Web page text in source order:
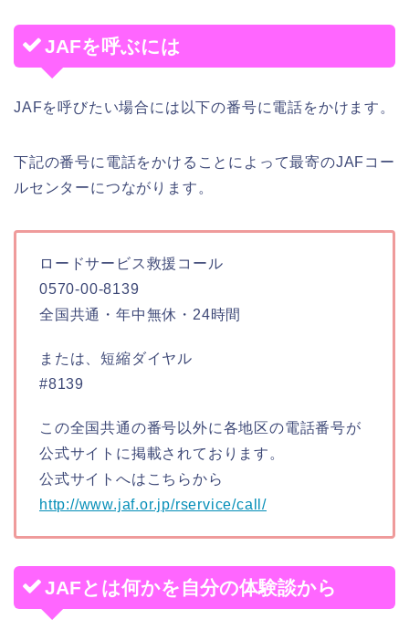
JAFを呼ぶには
JAFを呼びたい場合には以下の番号に電話をかけます。
下記の番号に電話をかけることによって最寄のJAFコー
ルセンターにつながります。
ロードサービス救援コール
0570-00-8139
全国共通・年中無休・24時間
または、短縮ダイヤル
#8139
この全国共通の番号以外に各地区の電話番号が
公式サイトに掲載されております。
公式サイトへはこちらから
http://www.jaf.or.jp/rservice/call/
JAFとは何かを自分の体験談から